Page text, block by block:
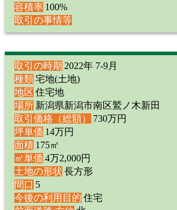
容積率 100%
取引の事情等
取引の時期 2022年 7-9月
種類 宅地(土地)
地区 住宅地
場所 新潟県新潟市南区鷲ノ木新田
取引価格（総額）
730万円
坪単価 14万円
面積 175㎡
㎡単価 4万2,000円
土地の形状 長方形
間口 5
今後の利用目的 住宅